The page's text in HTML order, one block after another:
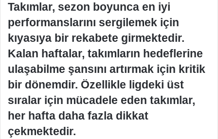
Takımlar, sezon boyunca en iyi
performanslarını sergilemek için
kıyasıya bir rekabete girmektedir.
Kalan haftalar, takımların hedeflerine
ulaşabilme şansını artırmak için kritik
bir dönemdir. Özellikle ligdeki üst
sıralar için mücadele eden takımlar,
her hafta daha fazla dikkat
çekmektedir.